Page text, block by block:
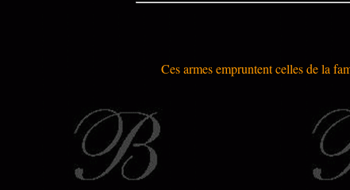
Ces armes empruntent celles de la